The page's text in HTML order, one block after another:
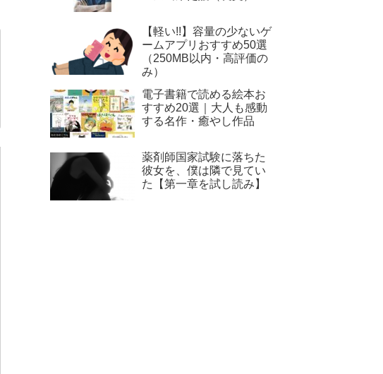
【軽い!!】容量の少ないゲ
ームアプリおすすめ50選
（250MB以内・高評価の
み）
電子書籍で読める絵本お
すすめ20選｜大人も感動
する名作・癒やし作品
薬剤師国家試験に落ちた
彼女を、僕は隣で見てい
た【第一章を試し読み】